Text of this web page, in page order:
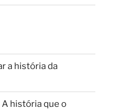
a história da
A história que o